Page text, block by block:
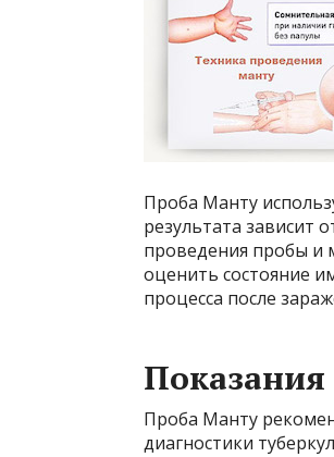
Проба Манту
результата зависит
проведения пробы и
оценить состояние
процесса после
Показания
Проба Манту
диагностики